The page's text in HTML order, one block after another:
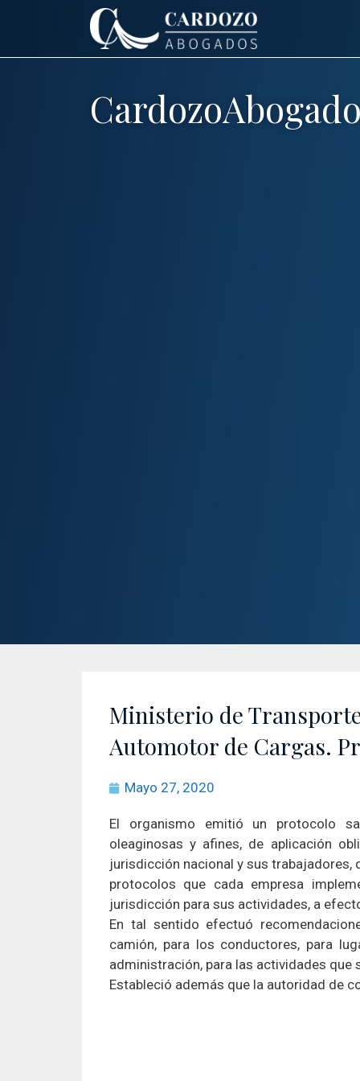
Ministerio de
Automotor de Cargas.
Mayo 27, 2020
El organismo emitió un protocolo
oleaginosas y afines, de aplicación
jurisdicción nacional y sus trabajadores,
protocolos que cada empresa
jurisdicción para sus actividades, a
En tal sentido efectuó
camión, para los conductores, para
administración, para las actividades que
Estableció además que la autoridad de